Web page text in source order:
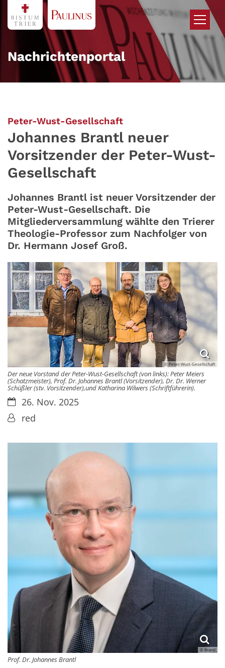
Zum Inhalt springen
Nachrichtenportal
Peter-Wust-Gesellschaft:
Johannes Brantl neuer
Vorsitzender der Peter-Wust-
Gesellschaft
Johannes Brantl ist neuer Vorsitzender der
Peter-Wust-Gesellschaft. Die
Mitgliederversammlung wählte den Trierer
Theologie-Professor zum Nachfolger von
Dr. Hermann Josef Groß.
© Peter-Wust-Gesellschaft
Der neue Vorstand der Peter-Wust-Gesellschaft (von links): Peter Meiers
(Schatzmeister), Prof. Dr. Johannes Brantl (Vorsitzender), Dr. Dr. Werner
Schüßler (stv. Vorsitzender),und Katharina Wilwers (Schriftführerin).
Datum:26. Nov. 2025
Von:red
© Brantl
Prof. Dr. Johannes Brantl